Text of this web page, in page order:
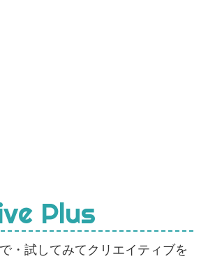
Plus
・試してみてクリエイティブを